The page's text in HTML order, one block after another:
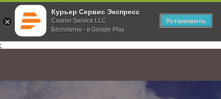
Курьер Сервис Экспресс
Courier Service LLC
Бесплатно - в Google Play
Установить
;
Главная О компании Новости Logistics.ru: Логистика для фармы